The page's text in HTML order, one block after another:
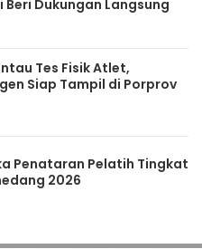
Dukungan Langsung
Tes Fisik Atlet,
Siap Tampil di Porprov
Penataran Pelatih Tingkat
2026